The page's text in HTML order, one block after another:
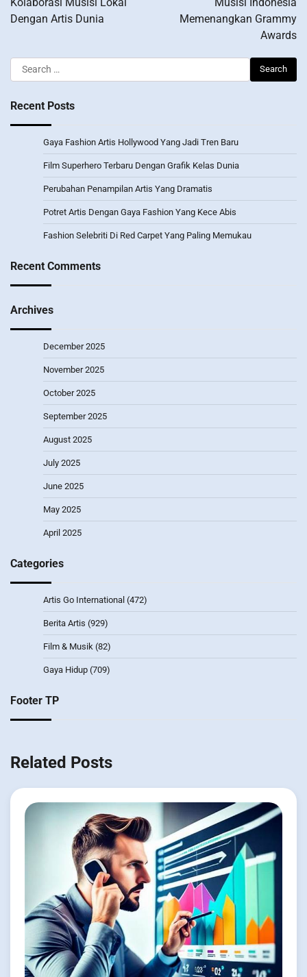
Dengan Artis Dunia
Memenangkan Grammy
Awards
Search
for:
Recent Posts
Gaya Fashion Artis Hollywood Yang Jadi Tren Baru
Film Superhero Terbaru Dengan Grafik Kelas Dunia
Perubahan Penampilan Artis Yang Dramatis
Potret Artis Dengan Gaya Fashion Yang Kece Abis
Fashion Selebriti Di Red Carpet Yang Paling Memukau
Recent Comments
Archives
December 2025
November 2025
October 2025
September 2025
August 2025
July 2025
June 2025
May 2025
April 2025
Categories
Artis Go International (472)
Berita Artis (929)
Film & Musik (82)
Gaya Hidup (709)
Footer TP
Related Posts